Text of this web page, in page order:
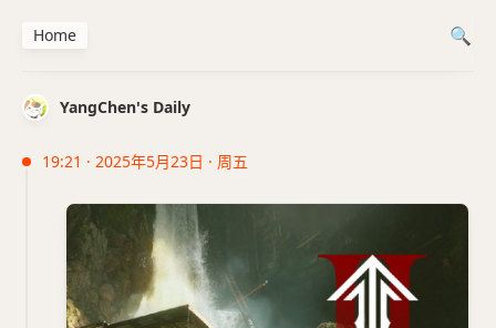
YangChen's Daily
19:21 · 2025年5月23日 · 周五
Home